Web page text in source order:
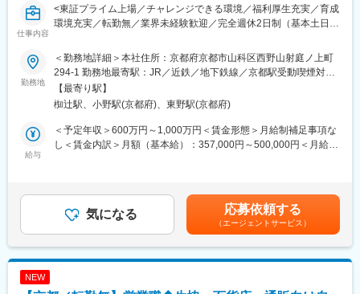
タスとやりがいを感じられます。
用会社負担）あり。
■就業環境
全国出張があり、週に複数回出張が発生する場合もありますが、
れば近畿圏以外でも就業可能で柔軟な働き方ができます。
ます。業績次第で年収800万円以上も実現可能。
■企業の特徴/魅力
自由度の高い働き方と少数精鋭の専門家集団として、全国規模の
仕事内容
<東証プライム上場／チャレンジできる環境／福利厚生充実／育成
環境充実／転勤無／業界未経験歓迎／完全週休2日制（基本土日休
■職務内容
営業企画担当として、「餃子の王将」での販売促進企画の立案・
実行・サポートや「餃子の王将」のブランディング推進業務を行
っていただきます。
【詳細】
■組織構成：
営業企画部：20名（部長、課長、課長代理、係長、担当15名）
勤務地
＜勤務地詳細＞本社住所：京都府京都市山科区西野山射庭ノ上町
294-1 勤務地最寄駅：JR／近鉄／地下鉄線／京都駅受動喫煙対
策：敷地内喫煙可能場所あり変更の範囲：会社の定める事業所
【最寄り駅】
椥辻駅、小野駅(京都府)、東野駅(京都府)
給与
＜予定年収＞600万円～1,000万円＜賃金形態＞月給制補足事項な
し＜賃金内訳＞月額（基本給）：357,000円～500,000円＜月給＞
賃金はあくまでも目安の金額であり、選考を通じて上下する可能
性があります。月給(月額)は固定手当を含めた表記です。
気になる 応募依頼する
（エージェントサービス）
NEW